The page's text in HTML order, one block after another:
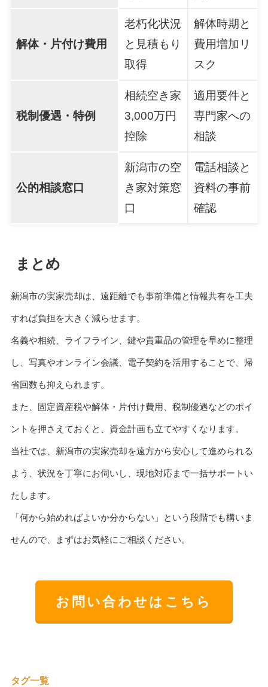
解体・片付け費用
老朽化状況
と見積もり
取得
解体時期と
費用増加リ
スク
税制優遇・特例
相続空き家
3,000万円
控除
適用要件と
専門家への
相談
公的相談窓口
新潟市の空
き家対策窓
口
電話相談と
資料の事前
確認
まとめ
新潟市の実家売却は、遠距離でも事前準備と情報共有を工夫
すれば負担を大きく減らせます。
名義や相続、ライフライン、鍵や貴重品の管理を早めに整理
し、写真やオンライン会議、電子契約を活用することで、帰
省回数も抑えられます。
また、固定資産税や解体・片付け費用、税制優遇などのポイ
ントを押さえておくと、資金計画も立てやすくなります。
当社では、新潟市の実家売却を遠方から安心して進められる
よう、状況を丁寧にお伺いし、現地対応まで一括サポートい
たします。
「何から始めればよいか分からない」という段階でも構いま
せんので、まずはお気軽にご相談ください。
お問い合わせはこちら
タグ一覧